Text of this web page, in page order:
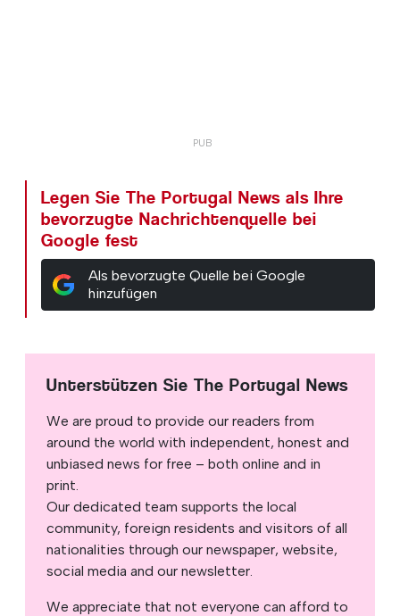
Legen Sie The Portugal News als Ihre
bevorzugte Nachrichtenquelle bei
Google fest
Als bevorzugte Quelle bei Google
hinzufügen
Unterstützen Sie The Portugal News
We are proud to provide our readers from
around the world with independent, honest and
unbiased news for free – both online and in
print.
Our dedicated team supports the local
community, foreign residents and visitors of all
nationalities through our newspaper, website,
social media and our newsletter.
We appreciate that not everyone can afford to